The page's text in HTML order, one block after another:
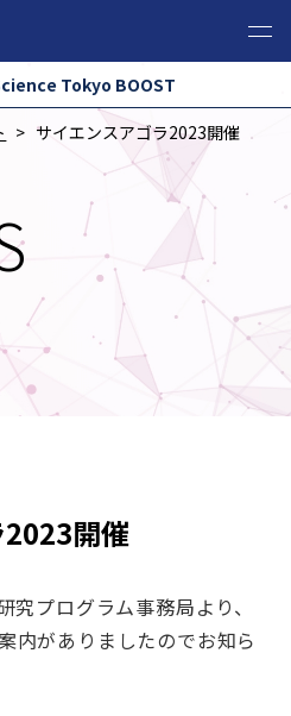
Tokyo BOOST
サイエンスアゴラ2023開催
開催
プログラム事務局より、
内がありましたのでお知ら